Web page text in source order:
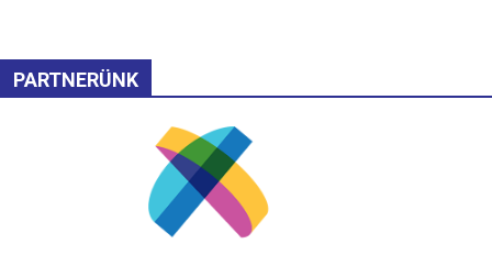
PARTNERÜNK